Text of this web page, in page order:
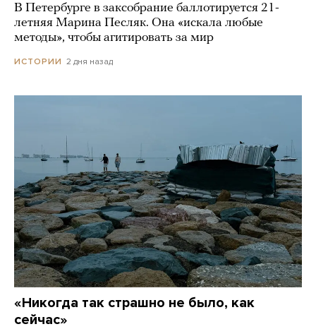
В Петербурге в заксобрание баллотируется 21-
летняя Марина Песляк. Она «искала любые
методы», чтобы агитировать за мир
ИСТОРИИ 2 дня назад
«Никогда так страшно не было, как
сейчас»